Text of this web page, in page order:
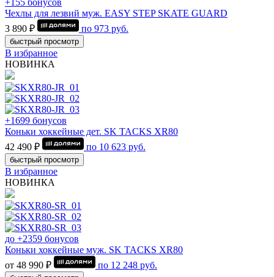
+155 бонусов
Чехлы для лезвий муж. EASY STEP SKATE GUARD
3 890 ₽
по 973 руб.
быстрый просмотр
В избранное
НОВИНКА
+1699 бонусов
Коньки хоккейные дет. SK TACKS XR80
42 490 ₽
по 10 623 руб.
быстрый просмотр
В избранное
НОВИНКА
до +2359 бонусов
Коньки хоккейные муж. SK TACKS XR80
от 48 990 ₽
по 12 248 руб.